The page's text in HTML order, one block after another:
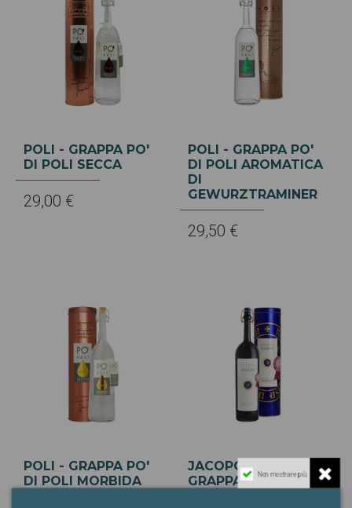
POLI - GRAPPA PO'
DI POLI SECCA
29,00 €
POLI - GRAPPA PO'
DI POLI AROMATICA
DI
GEWURZTRAMINER
29,50 €
POLI - GRAPPA PO'
DI POLI MORBIDA
JACOPO POLI -
GRAPPA DINon mostrare più